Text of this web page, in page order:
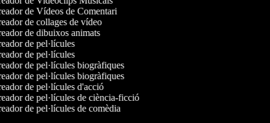
de Vídeos de Comentari
de collages de vídeo
de dibuixos animats
de pel·lícules
de pel·lícules
de pel·lícules biogràfiques
de pel·lícules biogràfiques
de pel·lícules d'acció
de pel·lícules de ciència-ficció
de pel·lícules de comèdia